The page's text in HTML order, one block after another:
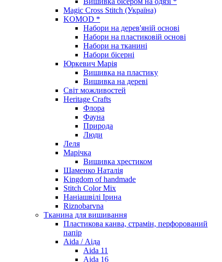
Magic Cross Stitch (Україна)
KOMOD *
Набори на дерев'яній основі
Набори на пластиковій основі
Набори на тканині
Набори бісерні
Юркевич Марія
Вишивка на пластику
Вишивка на дереві
Світ можливостей
Heritage Crafts
Флора
Фауна
Природа
Люди
Леля
Марічка
Вишивка хрестиком
Шаменко Наталія
Kingdom of handmade
Stitch Color Mix
Наніашвілі Ірина
Riznobarvna
Тканина для вишивання
Пластикова канва, страмін, перфорований
папір
Aida / Аіда
Aida 11
Aida 16